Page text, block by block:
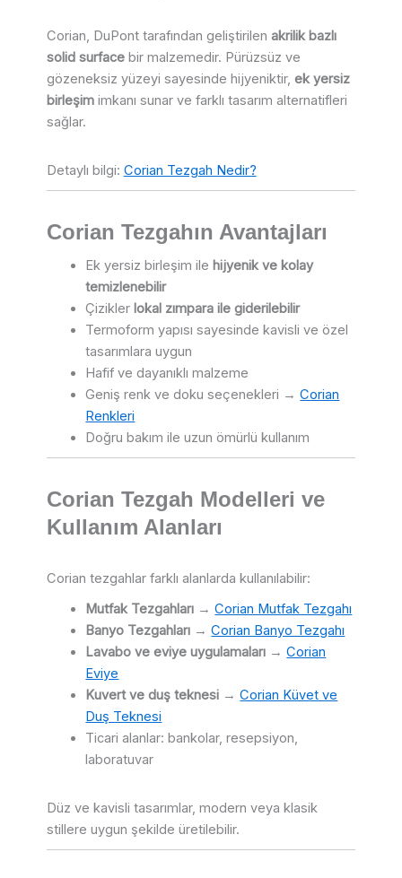
Corian, DuPont tarafından geliştirilen akrilik bazlı
solid surfacebir malzemedir. Pürüzsüz ve
gözeneksiz yüzeyi sayesinde hijyeniktir, ek yersiz
birleşimimkanı sunar ve farklı tasarım alternatifleri
sağlar.
Detaylı bilgi: Corian Tezgah Nedir?
Corian Tezgahın Avantajları
Ek yersiz birleşim ile hijyenik ve kolay
temizlenebilir
Çizikler lokal zımpara ile giderilebilir
Termoform yapısı sayesinde kavisli ve özel
tasarımlara uygun
Hafif ve dayanıklı malzeme
Geniş renk ve doku seçenekleri →Corian
Renkleri
Doğru bakım ile uzun ömürlü kullanım
Corian Tezgah Modelleri ve
Kullanım Alanları
Corian tezgahlar farklı alanlarda kullanılabilir:
Mutfak Tezgahları →Corian Mutfak Tezgahı
Banyo Tezgahları →Corian Banyo Tezgahı
Lavabo ve eviye uygulamaları →Corian
Eviye
Kuvert ve duş teknesi →Corian Küvet ve
Duş Teknesi
Ticari alanlar: bankolar, resepsiyon,
laboratuvar
Düz ve kavisli tasarımlar, modern veya klasik
stillere uygun şekilde üretilebilir.